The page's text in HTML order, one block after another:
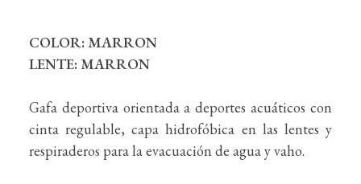
COLOR: MARRON
LENTE: MARRON
Gafa deportiva orientada a deportes acuáticos con
cinta regulable, capa hidrofóbica en las lentes y
respiraderos para la evacuación de agua y vaho.